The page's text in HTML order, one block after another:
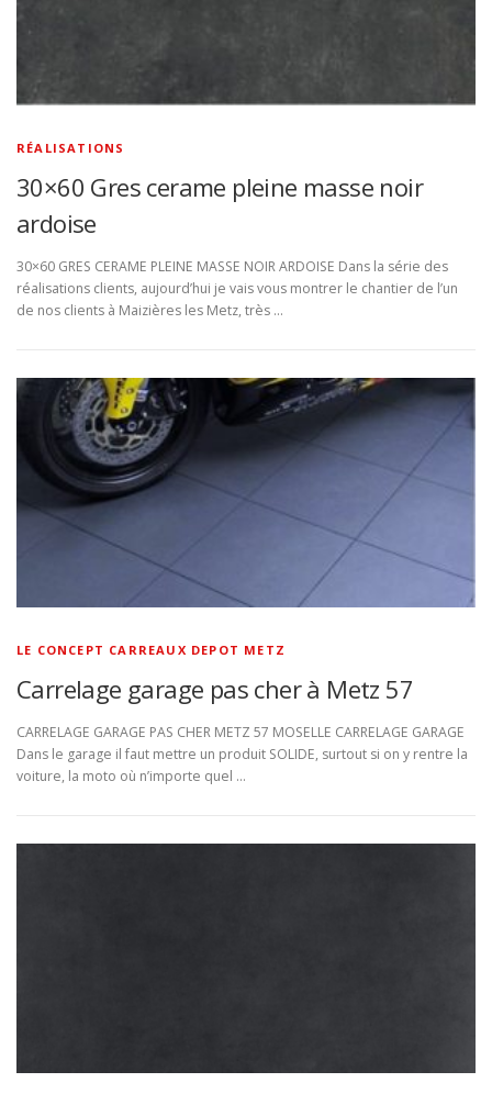
RÉALISATIONS
30×60 Gres cerame pleine masse noir
ardoise
30×60 GRES CERAME PLEINE MASSE NOIR ARDOISE Dans la série des
réalisations clients, aujourd’hui je vais vous montrer le chantier de l’un
de nos clients à Maizières les Metz, très …
LE CONCEPT CARREAUX DEPOT METZ
Carrelage garage pas cher à Metz 57
CARRELAGE GARAGE PAS CHER METZ 57 MOSELLE CARRELAGE GARAGE
Dans le garage il faut mettre un produit SOLIDE, surtout si on y rentre la
voiture, la moto où n’importe quel …